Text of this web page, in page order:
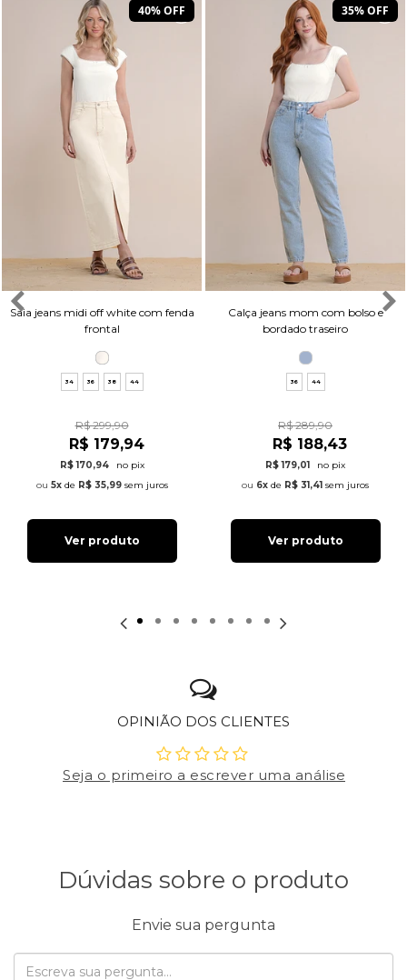
40% OFF
Saia jeans midi off white com fenda
frontal
34 36 38 44
R$ 299,90
R$ 179,94
R$ 170,94
no pix
5xde R$ 35,99sem juros
Ver produto
35% OFF
Calça jeans mom com bolso e
bordado traseiro
36 44
R$ 289,90
R$ 188,43
R$ 179,01
no pix
6x de R$ 31,41 sem juros
Ver produto
OPINIÃO DOS CLIENTES
Seja o primeiro a escrever uma análise
Dúvidas sobre o produto
Envie sua pergunta